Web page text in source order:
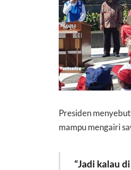
Presiden
mampu mengairi
“Jadi kalau